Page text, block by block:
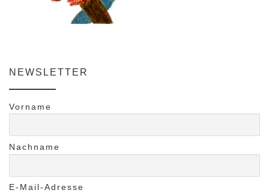
NEWSLETTER
Vorname
Nachname
E-Mail-Adresse